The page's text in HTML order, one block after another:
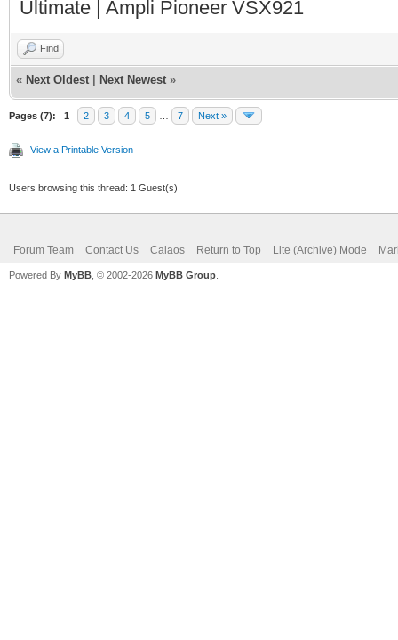
Ultimate | Ampli Pioneer VSX921
Find
« Next Oldest Next Newest »
Pages (7): 1 2 3 4 5 7 Next »
View a Printable Version
Users browsing this thread: 1 Guest(s)
Forum Team Contact Us Calaos Return to Top Lite (Archive) Mode
Powered By MyBB , © 2002-2026 MyBB Group